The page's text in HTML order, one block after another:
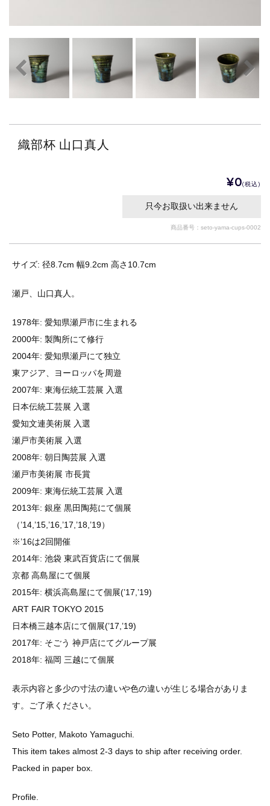
織部杯 山口真人
¥0(税込)
只今お取扱い出来ません
商品番号：seto-yama-cups-0002
サイズ: 径8.7cm 幅9.2cm 高さ10.7cm
瀬戸、山口真人。
1978年: 愛知県瀬戸市に生まれる
2000年: 製陶所にて修行
2004年: 愛知県瀬戸にて独立
東アジア、ヨーロッパを周遊
2007年: 東海伝統工芸展 入選
日本伝統工芸展 入選
愛知文連美術展 入選
瀬戸市美術展 入選
2008年: 朝日陶芸展 入選
瀬戸市美術展 市長賞
2009年: 東海伝統工芸展 入選
2013年: 銀座 黒田陶苑にて個展
（’14,’15,’16,’17,’18,’19）
※’16は2回開催
2014年: 池袋 東武百貨店にて個展
京都 高島屋にて個展
2015年: 横浜高島屋にて個展(’17,’19)
ART FAIR TOKYO 2015
日本橋三越本店にて個展(’17,’19)
2017年: そごう 神戸店にてグループ展
2018年: 福岡 三越にて個展
表示内容と多少の寸法の違いや色の違いが生じる場合がありま
す。ご了承ください。
Seto Potter, Makoto Yamaguchi.
This item takes almost 2-3 days to ship after receiving order.
Packed in paper box.
Profile.